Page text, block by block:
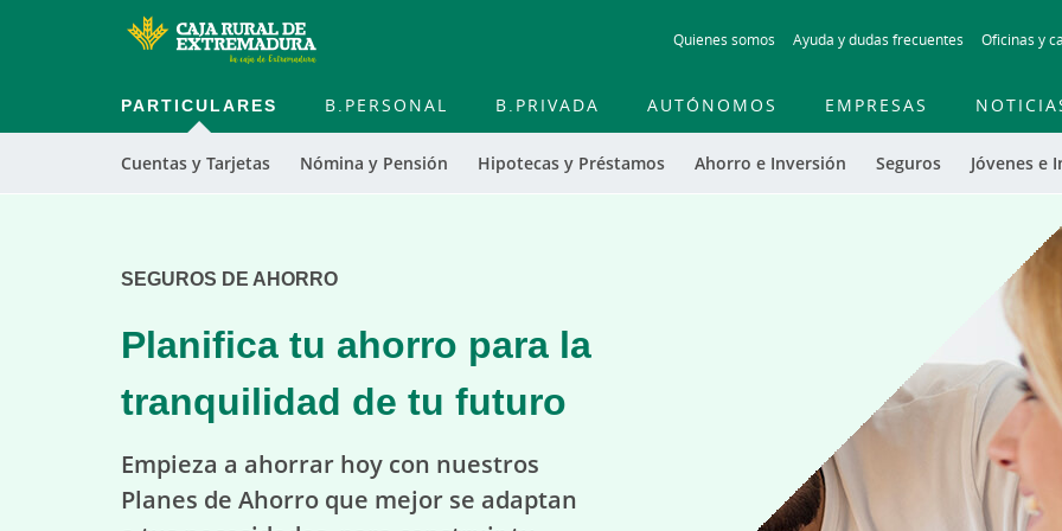
to
contentt
Quienes somos Ayuda y dudas frecuentes Oficinas y
PARTICULARES
Cuentas y Tarjetas Nómina y Pensión Hipotecas y Préstamos Ahorro e Inversión Seguros Jóvenes e
B.PERSONAL B.PRIVADA AUTÓNOMOS EMPRESAS
SEGUROS DE AHORRO
Planifica tu ahorro para la
tranquilidad de tu futuro
Empieza a ahorrar hoy con nuestros
Planes de Ahorro que mejor se adaptan